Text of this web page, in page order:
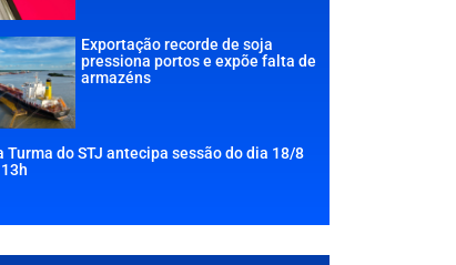
Exportação recorde de soja
pressiona portos e expõe falta de
armazéns
Turma do STJ antecipa sessão do dia 18/8